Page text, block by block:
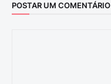
POSTAR UM COMENTÁRIO